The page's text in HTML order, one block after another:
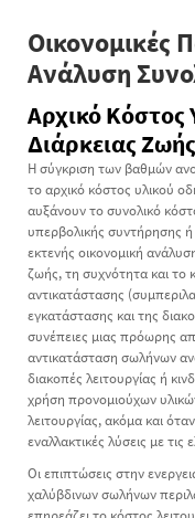
Οικονομικές
Ανάλυση
Αρχικό Κόστος
Διάρκειας Ζωής
Η σύγκριση των βαθμών
το αρχικό κόστος υλικού
αυξάνουν το συνολικό
υπερβολικής συντήρησης
εκτενής οικονομική
ζωής, τη συχνότητα και το
αντικατάστασης
εγκατάστασης και της
συνέπειες μιας πρόωρης
αντικατάσταση σωλήνων
διακοπές λειτουργίας ή
χρήση προνομιούχων
λειτουργίας, ακόμα και
εναλλακτικές λύσεις με
Οι επιπτώσεις στην
χαλύβδινων σωλήνων